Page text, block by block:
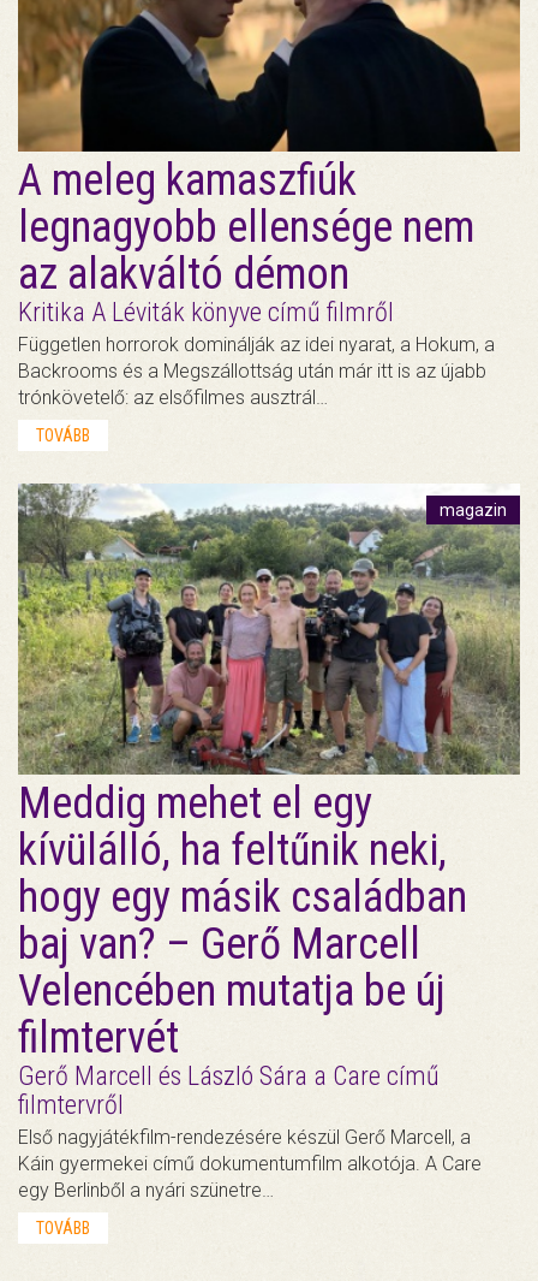
A meleg kamaszfiúk
legnagyobb ellensége nem
az alakváltó démon
Kritika A Léviták könyve című filmről
Független horrorok dominálják az idei nyarat, a Hokum, a
Backrooms és a Megszállottság után már itt is az újabb
trónkövetelő: az elsőfilmes ausztrál…
TOVÁBB
magazin
Meddig mehet el egy
kívülálló, ha feltűnik neki,
hogy egy másik családban
baj van? – Gerő Marcell
Velencében mutatja be új
filmtervét
Gerő Marcell és László Sára a Care című
filmtervről
Első nagyjátékfilm-rendezésére készül Gerő Marcell, a
Káin gyermekei című dokumentumfilm alkotója. A Care
egy Berlinből a nyári szünetre…
TOVÁBB